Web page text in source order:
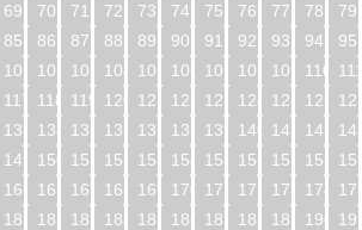
69 70 71 72 73 74 75 76 77 78
79
85 86 87 88 89 90 91 92 93 94
95
101 102 103 104 105 106 107 108 109 110
117 118 119 120 121 122 123 124 125 126
133 134 135 136 137 138 139 140 141 142
149 150 151 152 153 154 155 156 157 158
165 166 167 168 169 170 171 172 173 174
181 182 183 184 185 186 187 188 189 190